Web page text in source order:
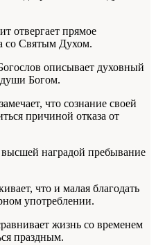
отвергает прямое
со Святым Духом.
описывает духовный
Богом.
что сознание своей
причиной отказа от
наградой пребывание
что и малая благодать
употреблении.
жизнь со временем
праздным.